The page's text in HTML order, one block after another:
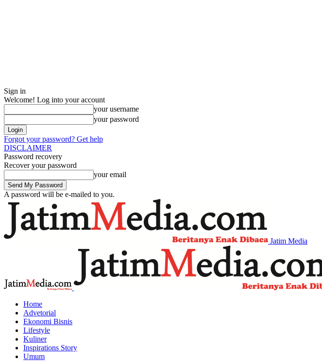
Sign in
Welcome! Log into your account
your username
your password
Forgot your password? Get help
DISCLAIMER
Password recovery
Recover your password
your email
A password will be e-mailed to you.
Jatim Media
Home
Advetorial
Ekonomi Bisnis
Lifestyle
Kuliner
Inspirations Story
Umum